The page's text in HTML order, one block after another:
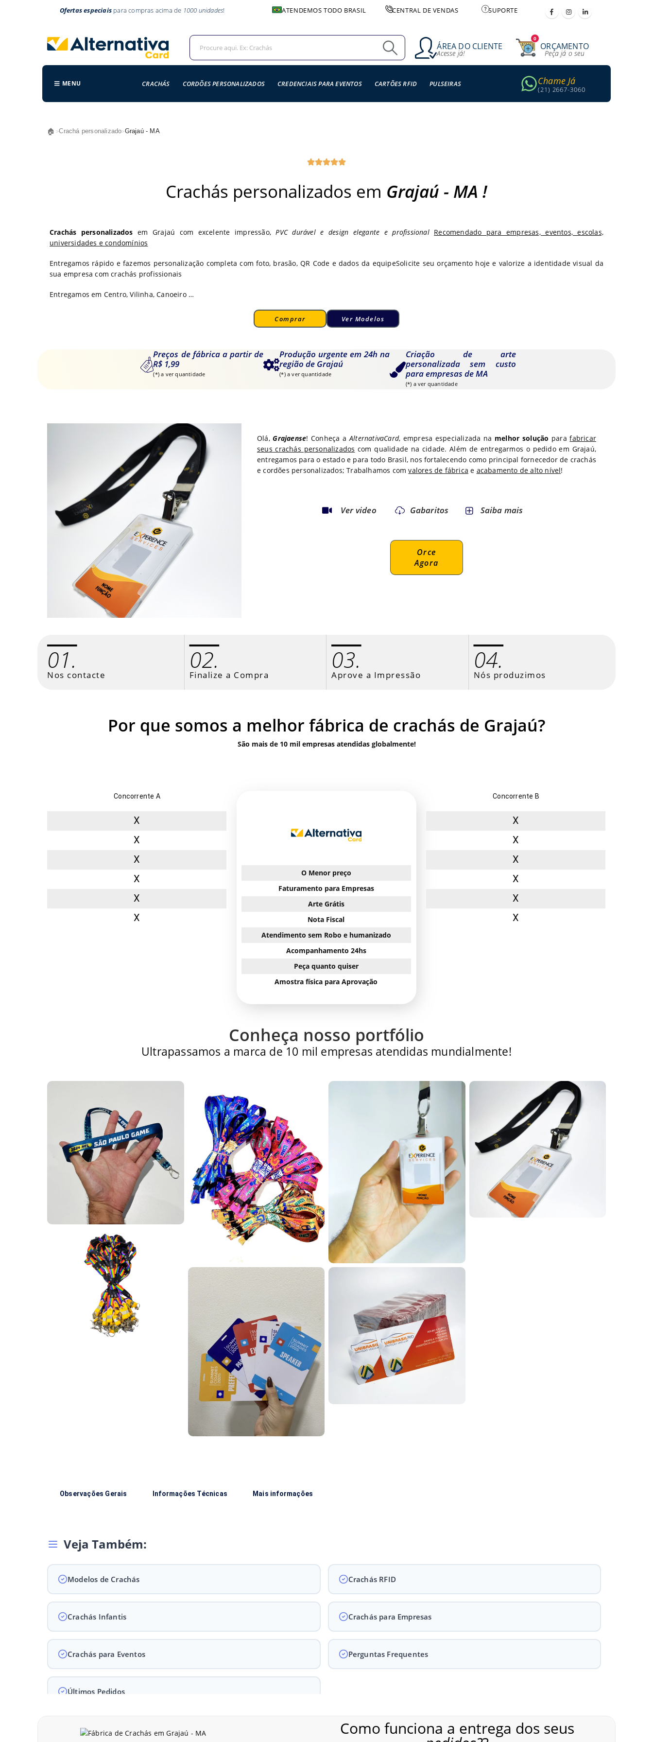
Ofertas especiaispara compras acima de 1000 unidades! ATENDEMOS TODO BRASIL CENTRAL DE VENDAS SUPORTE
ÁREA DO CLIENTE
Acesse já!
0
ORÇAMENTO
Peça já o seu
MENU CRACHÁS CORDÕES PERSONALIZADOS CREDENCIAIS PARA EVENTOS CARTÕES RFID PULSEIRAS Chame Já
(21) 2667-3060
🏠 >Crachá personalizado>Grajaú - MA
Crachás personalizados em Grajaú - MA !
Crachás personalizados em Grajaú com excelente impressão,PVC durável e design elegante e profissional Recomendado para empresas, eventos, escolas,
universidades e condomínios
Entregamos rápido e fazemos personalização completa com foto, brasão, QR Code e dados da equipeSolicite seu orçamento hoje e valorize a identidade visual da
sua empresa com crachás profissionais
Entregamos em Centro, Vilinha, Canoeiro …
Comprar Ver Modelos
Preços de fábrica a partir de
R$ 1,99
(*) a ver quantidade
Produção urgente em 24h na
região de Grajaú
(*) a ver quantidade
Criação de arte
personalizada sem custo
para empresas de MA
(*) a ver quantidade
Olá,Grajaense! Conheça aAlternativaCard, empresa especializada na melhor solução parafabricar
seus crachás personalizados com qualidade na cidade. Além de entregarmos o pedido em Grajaú,
entregamos para o estadoe para todo Brasil, nos fortalecendo como principal fornecedor de crachás
e cordões personalizados; Trabalhamos comvalores de fábrica e acabamento de alto nível!
Ver video Gabaritos Saiba mais
Orce
Agora
01.
Nos contacte
02.
Finalize a Compra
03.
Aprove a Impressão
04.
Nós produzimos
Por que somos a melhor fábrica de crachás de Grajaú?
São mais de 10 mil empresas atendidas globalmente!
Concorrente A
X
X
X
X
X
X
O Menor preço
Faturamento para Empresas
Arte Grátis
Nota Fiscal
Atendimento sem Robo e humanizado
Acompanhamento 24hs
Peça quanto quiser
Amostra física para Aprovação
Concorrente B
X
X
X
X
X
X
Conheça nosso portfólio
Ultrapassamos a marca de 10 mil empresas atendidas mundialmente!
Observações Gerais Informações Técnicas Mais informações
Veja Também:
Modelos de Crachás Crachás RFID
Crachás Infantis Crachás para Empresas
Crachás para Eventos Perguntas Frequentes
Últimos Pedidos
Como funciona a entrega dos seus